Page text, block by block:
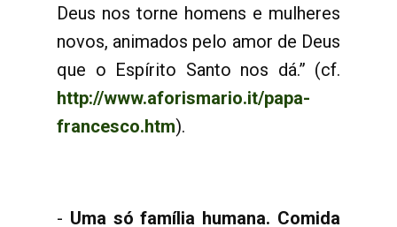
Deus nos torne homens e mulheres
novos, animados pelo amor de Deus
que o Espírito Santo nos dá.” (cf.
http://www.aforismario.it/papa-
francesco.htm).
- Uma só família humana. Comida